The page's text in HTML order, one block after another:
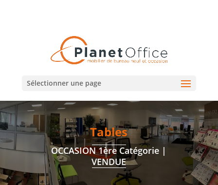
Sélectionner une page
Tables
OCCASION 1ère Catégorie |
VENDUE